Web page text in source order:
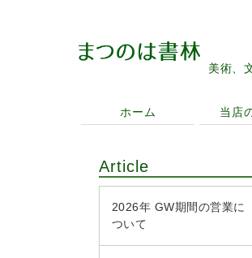
美術、
ホーム 当店
Article
2026年 GW期間の営業に
ついて